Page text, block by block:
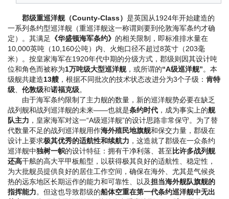
郡级重巡洋舰（County-Class） 是英国从1924年开始建造的
一系列条约型巡洋舰（重巡洋舰这一称谓则要到伦敦海军条约才确
定）。其满足
《华盛顿海军条约》 的相关限制，即标准排水量在
10,000英吨（10,160公吨）内、火炮口径不超过8英寸（203毫
米）。按皇家海军在1920年代中期的分级方式，郡级则因其设计吨
位和角色而被称为1万吨级大型巡洋舰，或所谓的“A级巡洋舰”。本
级舰共建造13艘 ，根据不同批次的技术状态改进分为3个子级： 肯特
级
伦敦级和诺福克级。
由于海军条约限制了主力舰的数量，新的巡洋舰势必要在缺乏
战列舰和战列巡洋舰的未来——也就是条约时代 ，成为事实上的舰
队主力 ，皇家海军对这一“A级巡洋舰”的设计思路非常保守。为了替
代数量不足的战列巡洋舰用作海外殖民地旗舰和保交力量，郡级在
设计上要求极其优秀的适航性和续航力 ，这造就了郡级在一众条约
巡洋舰中独树一帜的设计特征：拥有干净利落、甚至 比许多战列舰
还高干舷的高大平甲板船型，以获得极其良好的适航性、稳定性，
为大批舰员提供良好的居住工作空间，确保在海外、尤其是气候炎
热的远东地区长期运作的能力和可靠性、以及担当海外舰队旗舰的
指挥能力。但这也导致郡级的船体空重在第一代条约巡洋舰中无出